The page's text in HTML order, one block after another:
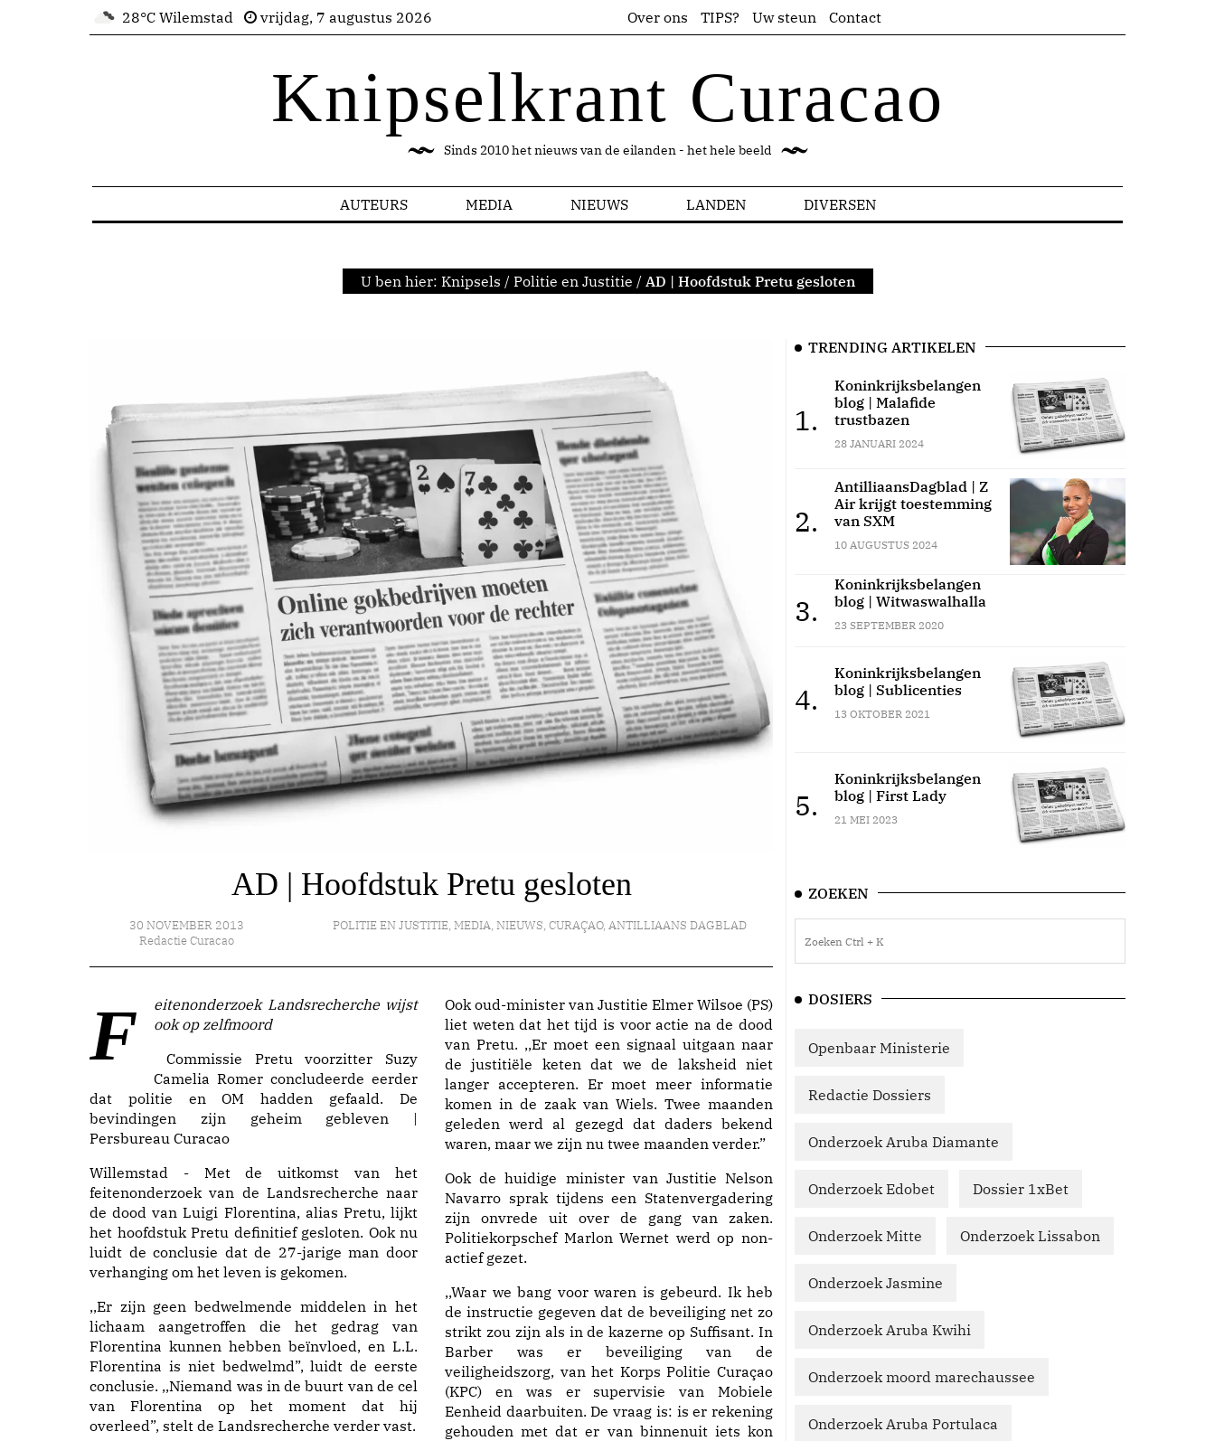
28°C Wilemstad vrijdag, 7 augustus 2026 Over ons TIPS? Uw steun Contact
Knipselkrant Curacao
Sinds 2010 het nieuws van de eilanden - het hele beeld
AUTEURS MEDIA NIEUWS LANDEN DIVERSEN
U ben hier: Knipsels / Politie en Justitie / AD | Hoofdstuk Pretu gesloten
AD | Hoofdstuk Pretu gesloten
30 NOVEMBER 2013
Redactie Curacao
POLITIE EN JUSTITIE, MEDIA, NIEUWS, CURAÇAO, ANTILLIAANS DAGBLAD
Feitenonderzoek Landsrecherche wijst
ook op zelfmoord
Commissie Pretu voorzitter Suzy
Camelia Romer concludeerde eerder
dat politie en OM hadden gefaald. De
bevindingen zijn geheim gebleven |
Persbureau Curacao
Willemstad - Met de uitkomst van het
feitenonderzoek van de Landsrecherche naar
de dood van Luigi Florentina, alias Pretu, lijkt
het hoofdstuk Pretu definitief gesloten. Ook nu
luidt de conclusie dat de 27-jarige man door
verhanging om het leven is gekomen.
,,Er zijn geen bedwelmende middelen in het
lichaam aangetroffen die het gedrag van
Florentina kunnen hebben beïnvloed, en L.L.
Florentina is niet bedwelmd”, luidt de eerste
conclusie. ,,Niemand was in de buurt van de cel
van Florentina op het moment dat hij
overleed”, stelt de Landsrecherche verder vast.
Ook oud-minister van Justitie Elmer Wilsoe (PS)
liet weten dat het tijd is voor actie na de dood
van Pretu. ,,Er moet een signaal uitgaan naar
de justitiële keten dat we de laksheid niet
langer accepteren. Er moet meer informatie
komen in de zaak van Wiels. Twee maanden
geleden werd al gezegd dat daders bekend
waren, maar we zijn nu twee maanden verder.”
Ook de huidige minister van Justitie Nelson
Navarro sprak tijdens een Statenvergadering
zijn onvrede uit over de gang van zaken.
Politiekorpschef Marlon Wernet werd op non-
actief gezet.
,,Waar we bang voor waren is gebeurd. Ik heb
de instructie gegeven dat de beveiliging net zo
strikt zou zijn als in de kazerne op Suffisant. In
Barber was er beveiliging van de
veiligheidszorg, van het Korps Politie Curaçao
(KPC) en was er supervisie van Mobiele
Eenheid daarbuiten. De vraag is: is er rekening
gehouden met dat er van binnenuit iets kon
TRENDING ARTIKELEN
1.
Koninkrijksbelangen
blog | Malafide
trustbazen
28 JANUARI 2024
2.
AntilliaansDagblad | Z
Air krijgt toestemming
van SXM
10 AUGUSTUS 2024
3.
Koninkrijksbelangen
blog | Witwaswalhalla
23 SEPTEMBER 2020
4.
Koninkrijksbelangen
blog | Sublicenties
13 OKTOBER 2021
5.
Koninkrijksbelangen
blog | First Lady
21 MEI 2023
ZOEKEN
DOSIERS
Openbaar Ministerie
Redactie Dossiers
Onderzoek Aruba Diamante
Onderzoek Edobet Dossier 1xBet
Onderzoek Mitte Onderzoek Lissabon
Onderzoek Jasmine
Onderzoek Aruba Kwihi
Onderzoek moord marechaussee
Onderzoek Aruba Portulaca